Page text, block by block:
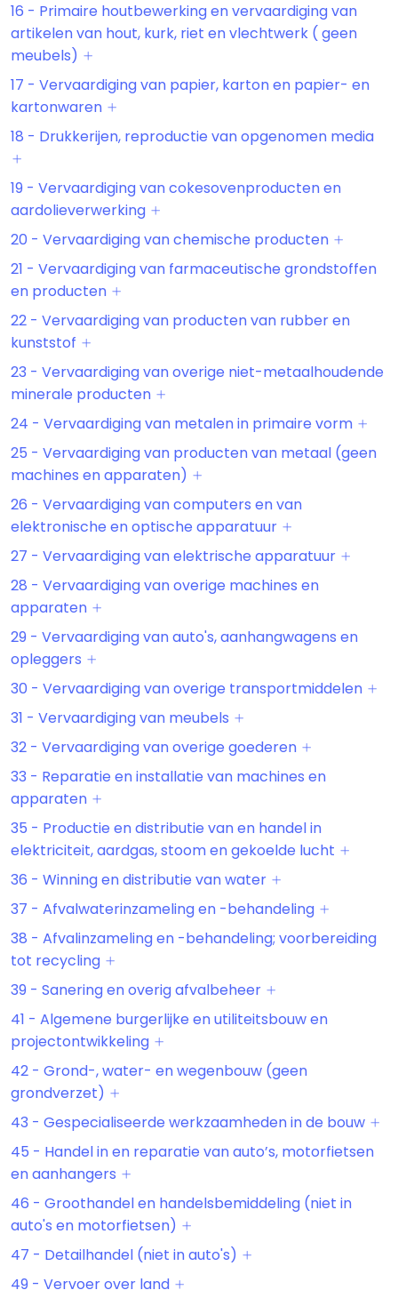
16 - Primaire houtbewerking en vervaardiging van
artikelen van hout, kurk, riet en vlechtwerk ( geen
meubels)
17 - Vervaardiging van papier, karton en papier- en
kartonwaren
18 - Drukkerijen, reproductie van opgenomen media
19 - Vervaardiging van cokesovenproducten en
aardolieverwerking
20 - Vervaardiging van chemische producten
21 - Vervaardiging van farmaceutische grondstoffen
en producten
22 - Vervaardiging van producten van rubber en
kunststof
23 - Vervaardiging van overige niet-metaalhoudende
minerale producten
24 - Vervaardiging van metalen in primaire vorm
25 - Vervaardiging van producten van metaal (geen
machines en apparaten)
26 - Vervaardiging van computers en van
elektronische en optische apparatuur
27 - Vervaardiging van elektrische apparatuur
28 - Vervaardiging van overige machines en
apparaten
29 - Vervaardiging van auto's, aanhangwagens en
opleggers
30 - Vervaardiging van overige transportmiddelen
31 - Vervaardiging van meubels
32 - Vervaardiging van overige goederen
33 - Reparatie en installatie van machines en
apparaten
35 - Productie en distributie van en handel in
elektriciteit, aardgas, stoom en gekoelde lucht
36 - Winning en distributie van water
37 - Afvalwaterinzameling en -behandeling
38 - Afvalinzameling en -behandeling; voorbereiding
tot recycling
39 - Sanering en overig afvalbeheer
41 - Algemene burgerlijke en utiliteitsbouw en
projectontwikkeling
42 - Grond-, water- en wegenbouw (geen
grondverzet)
43 - Gespecialiseerde werkzaamheden in de bouw
45 - Handel in en reparatie van auto’s, motorfietsen
en aanhangers
46 - Groothandel en handelsbemiddeling (niet in
auto's en motorfietsen)
47 - Detailhandel (niet in auto's)
49 - Vervoer over land